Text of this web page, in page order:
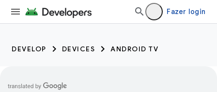
Fazer login
DEVELOP DEVICES ANDROID TV